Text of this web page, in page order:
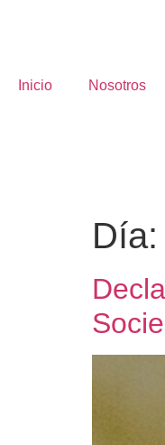
Inicio Nosotros
Día: